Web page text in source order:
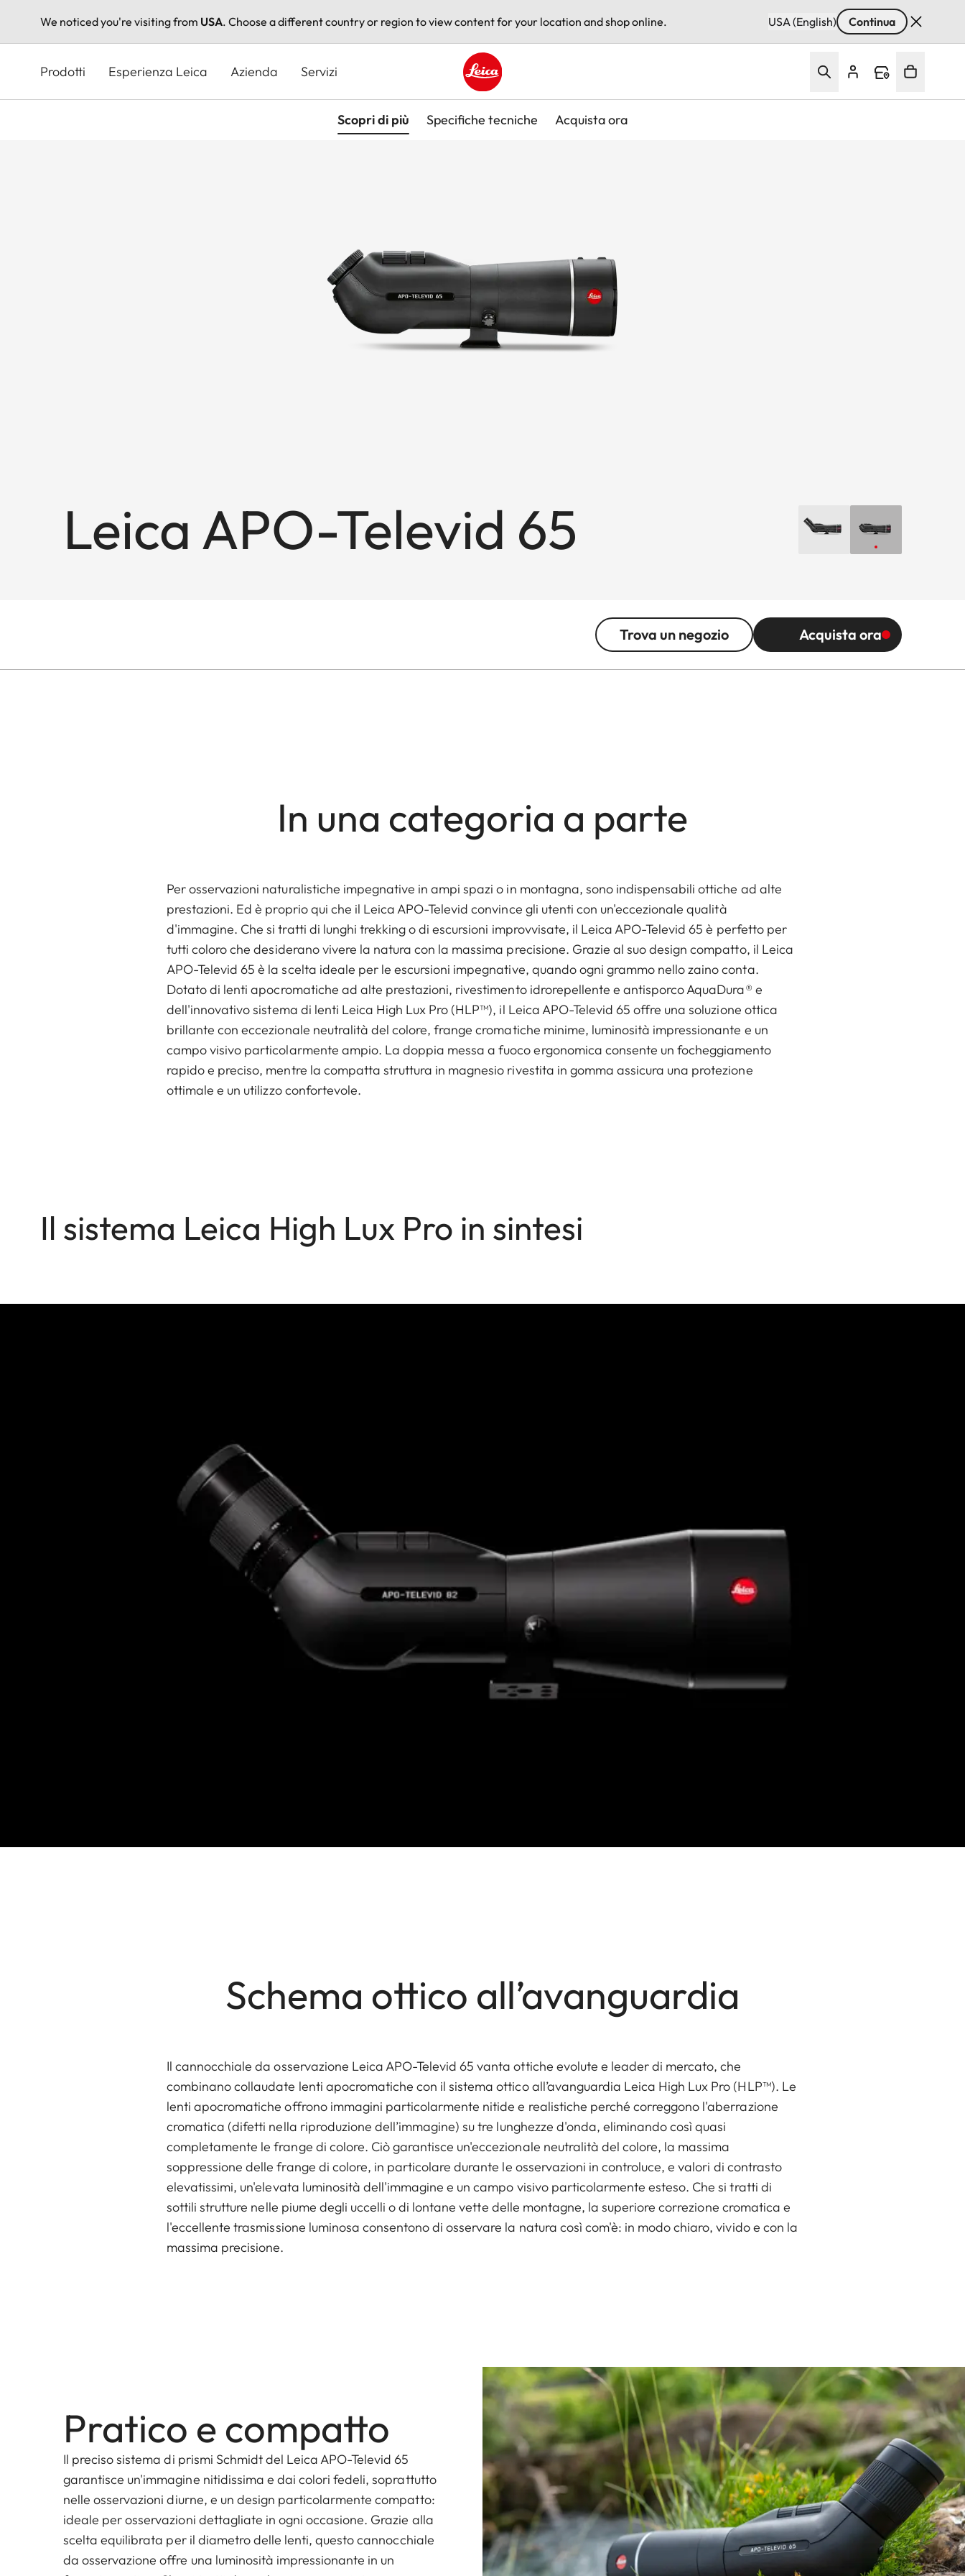
We noticed you're visiting from USA. Choose a different country or region to view content for your location and shop online. USA (English) Continua
principale
Prodotti Esperienza Leica Azienda Servizi
Leica logo - Home
Scopri di più Specifiche tecniche Acquista ora
Leica APO-Televid 65
Trova un negozio Acquista ora
In una categoria a parte
Per osservazioni naturalistiche impegnative in ampi spazi o in montagna, sono indispensabili ottiche ad alte
prestazioni. Ed è proprio qui che il Leica APO-Televid convince gli utenti con un'eccezionale qualità
d'immagine. Che si tratti di lunghi trekking o di escursioni improvvisate, il Leica APO-Televid 65 è perfetto per
tutti coloro che desiderano vivere la natura con la massima precisione. Grazie al suo design compatto, il Leica
APO-Televid 65 è la scelta ideale per le escursioni impegnative, quando ogni grammo nello zaino conta.
Dotato di lenti apocromatiche ad alte prestazioni, rivestimento idrorepellente e antisporco AquaDura® e
dell'innovativo sistema di lenti Leica High Lux Pro (HLP™), il Leica APO-Televid 65 offre una soluzione ottica
brillante con eccezionale neutralità del colore, frange cromatiche minime, luminosità impressionante e un
campo visivo particolarmente ampio. La doppia messa a fuoco ergonomica consente un focheggiamento
rapido e preciso, mentre la compatta struttura in magnesio rivestita in gomma assicura una protezione
ottimale e un utilizzo confortevole.
Il sistema Leica High Lux Pro in sintesi
Schema ottico all’avanguardia
Il cannocchiale da osservazione Leica APO-Televid 65 vanta ottiche evolute e leader di mercato, che
combinano collaudate lenti apocromatiche con il sistema ottico all’avanguardia Leica High Lux Pro (HLP™). Le
lenti apocromatiche offrono immagini particolarmente nitide e realistiche perché correggono l'aberrazione
cromatica (difetti nella riproduzione dell’immagine) su tre lunghezze d'onda, eliminando così quasi
completamente le frange di colore. Ciò garantisce un'eccezionale neutralità del colore, la massima
soppressione delle frange di colore, in particolare durante le osservazioni in controluce, e valori di contrasto
elevatissimi, un'elevata luminosità dell'immagine e un campo visivo particolarmente esteso. Che si tratti di
sottili strutture nelle piume degli uccelli o di lontane vette delle montagne, la superiore correzione cromatica e
l'eccellente trasmissione luminosa consentono di osservare la natura così com'è: in modo chiaro, vivido e con la
massima precisione.
Pratico e compatto
Il preciso sistema di prismi Schmidt del Leica APO-Televid 65
garantisce un'immagine nitidissima e dai colori fedeli, soprattutto
nelle osservazioni diurne, e un design particolarmente compatto:
ideale per osservazioni dettagliate in ogni occasione. Grazie alla
scelta equilibrata per il diametro delle lenti, questo cannocchiale
da osservazione offre una luminosità impressionante in un